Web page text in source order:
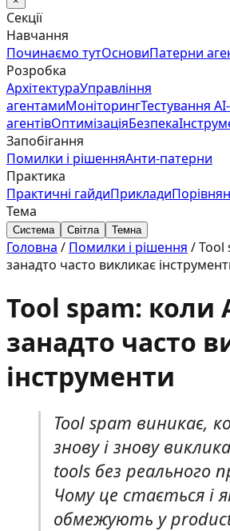
Секції
Навчання
Починаємо тутОсновиПатерни
Розробка
АрхітектураУправління
агентамиМоніторингТестування AI-
агентівОптимізаціяБезпека
Запобігання
Помилки і рішенняАнти‑патерни
Практика
Практичні гайдиПриклади
Тема
Система Світла Темна
Головна / Помилки і рішення /Tool
занадто часто викликає
Tool spam: коли
занадто часто
інструменти
Tool spam виникає,
знову і знову
tools без реального
Чому це стається і
обмежують у